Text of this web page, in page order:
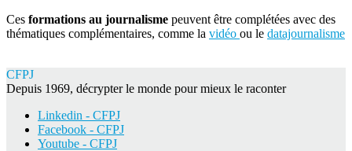
Ces formations au journalisme peuvent être complétées avec des
thématiques complémentaires, comme la vidéo ou le datajournalisme
CFPJ
Depuis 1969, décrypter le monde pour mieux le raconter
Linkedin - CFPJ
Facebook - CFPJ
Youtube - CFPJ